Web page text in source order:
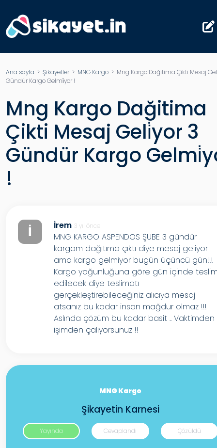
Ana sayfa > Şikayetler> MNG Kargo > Mng Kargo Dağitima Çikti Mesaj
Gündür Kargo Gelmi̇yor !
Mng Kargo Dağitima
Çikti Mesaj Geli̇yor 3
Gündür Kargo
!
İ İrem 3 yıl önce
MNG KARGO ASPENDOS ŞUBE 3 gündür
kargom dağıtıma çıktı diye mesaj geliyor
ama kargo gelmiyor bugün üçüncü gün!!!
Kargo yoğunluğuna göre gün içinde
edilecek diye teslimatı
gerçekleştirebileceğiniz alıcıya mesaj
atsanız bu kadar insan mağdur olmaz !!!
Aslında çözüm bu kadar basit .. Vaktimden
işimden çalıyorsunuz !!
MNG Kargo
Şikayetin Karnesi
Yayında Cevaplandı Çözüldü